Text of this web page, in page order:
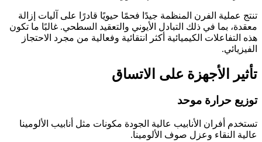
تنتج عملية الفرن المنظمة جيدًا فحمًا حيويًا قادرًا على آليات إزالة
معقدة، بما في ذلك التبادل الأيوني والتعقيد السطحي. غالبًا ما تكون
هذه التفاعلات الكيميائية أكثر انتقائية وفعالية من مجرد الاحتجاز
الفيزيائي.
تأثير الأجهزة على الاتساق
توزيع حرارة موحد
تستخدم أفران الأنابيب عالية الجودة مكونات مثل أنابيب الألومينا
عالية النقاء وعزل صوف الألومينا.